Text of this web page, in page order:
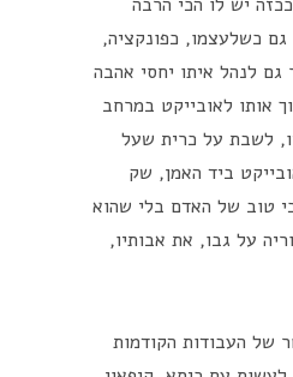
כשלעצמו, כפונקציה,
לנהל איתו יחסי אהבה
אותו לאובייקט במרחב
לשבת על כרית שעל
ביד האמן, שק
טוב של האדם בלי שהוא
על גבו, את אבותיו,
של העבודות הקודמות